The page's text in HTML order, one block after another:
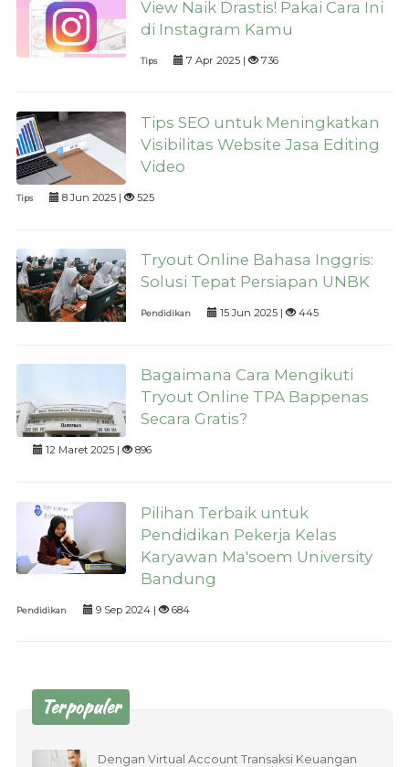
View Naik Drastis! Pakai Cara Ini
di Instagram Kamu
Tips 7 Apr 2025 | 736
Tips SEO untuk Meningkatkan
Visibilitas Website Jasa Editing
Video
Tips 8 Jun 2025 | 525
Tryout Online Bahasa Inggris:
Solusi Tepat Persiapan UNBK
Pendidikan 15 Jun 2025 | 445
Bagaimana Cara Mengikuti
Tryout Online TPA Bappenas
Secara Gratis?
12 Maret 2025 | 896
Pilihan Terbaik untuk
Pendidikan Pekerja Kelas
Karyawan Ma'soem University
Bandung
Pendidikan 9 Sep 2024 | 684
Terpopuler
Dengan Virtual Account Transaksi Keuangan